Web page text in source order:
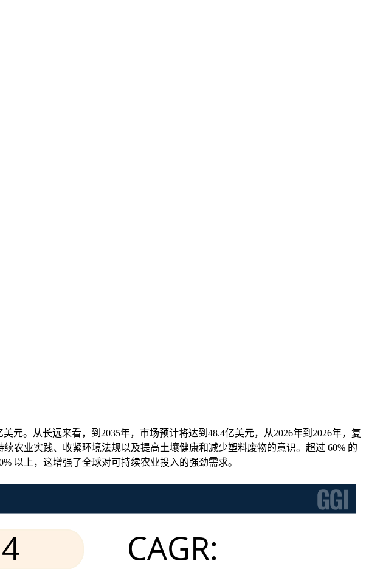
元。从长远来看，到2035年，市场预计将达到48.4亿美元，从2026年到2026年，复
农业实践、收紧环境法规以及提高土壤健康和减少塑料废物的意识。超过 60% 的
以上，这增强了全球对可持续农业投入的强劲需求。